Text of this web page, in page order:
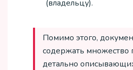
(владельцу).
Помимо этого,
содержать множество
детально